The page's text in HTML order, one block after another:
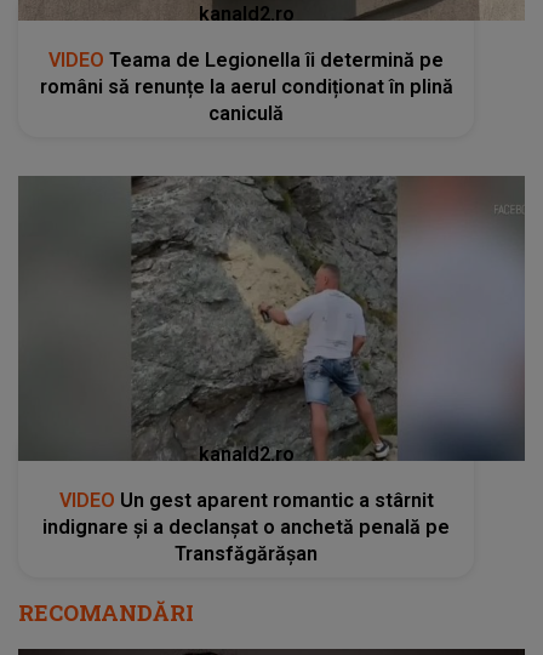
kanald2.ro
VIDEO Teama de Legionella îi determină pe
români să renunțe la aerul condiționat în plină
caniculă
kanald2.ro
VIDEO Un gest aparent romantic a stârnit
indignare și a declanșat o anchetă penală pe
Transfăgărășan
RECOMANDĂRI